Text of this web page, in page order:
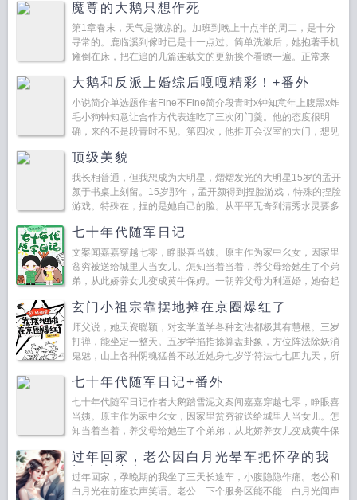
魔尊的大鹅只想作死
第1章春末，天气是微凉的。加班到晚上十点半的周二，是十分
寻常的。鹿临溪到傢时已是十一点过。简单洗漱后，她抱著手机
瘫倒在床，把在追的几篇连载文的更新挨个看瞭一遍。正常来
有本她...
大鹅和反派上婚综后嘎嘎精彩！+番外
小说简介单选题作者Fine不Fine简介段青时x钟知意年上腹黑x炸
毛小狗钟知意让合作方代表连吃了三次闭门羹。他的态度很明
确，来的不是段青时不见。第四次，他推开会议室的大门，想见
顶级美貌
我长相普通，但我想成为大明星，熠熠发光的大明星15岁的孟开
颜于书桌上刻留。15岁那年，孟开颜得到捏脸游戏，特殊的捏脸
游戏。特殊在，捏的是她自己的脸。从平平无奇到清秀水灵要多
七十年代随军日记
文案闻嘉嘉穿越七零，睁眼喜当姨。原主作为家中幺女，因家里
贫穷被送给城里人当女儿。怎知当着当着，养父母给她生了个弟
弟，从此娇养女儿变成黄牛保姆。一朝养父母为利逼婚，她奋起
玄门小祖宗靠摆地摊在京圈爆红了
师父说，她天资聪颖，对玄学道学各种玄法都极其有慧根。三岁
打禅，能坐定一整天。五岁学掐指捻算盘卦象，方位阵法除妖消
鬼魅，山上各种阴魂猛兽不敢近她身七岁学符法七七四九天，所
丹，十二...
七十年代随军日记+番外
七十年代随军日记作者大鹅踏雪泥文案闻嘉嘉穿越七零，睁眼喜
当姨。原主作为家中幺女，因家里贫穷被送给城里人当女儿。怎
知当着当着，养父母给她生了个弟弟，从此娇养女儿变成黄牛保
后为...
过年回家，老公因白月光晕车把怀孕的我
扔在高速上
过年回家，孕晚期的我坐了三天长途车，小腹隐隐作痛。老公和
白月光在前座欢声笑语。老公…下个服务区能不能…白月光闻声